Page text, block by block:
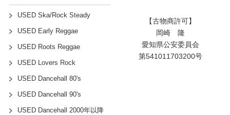
USED Ska/Rock Steady
USED Early Reggae
USED Roots Reggae
USED Lovers Rock
USED Dancehall 80's
USED Dancehall 90's
USED Dancehall 2000年以降
【古物商許可】
岡崎 隆
愛知県公安委員会
第541011703200号